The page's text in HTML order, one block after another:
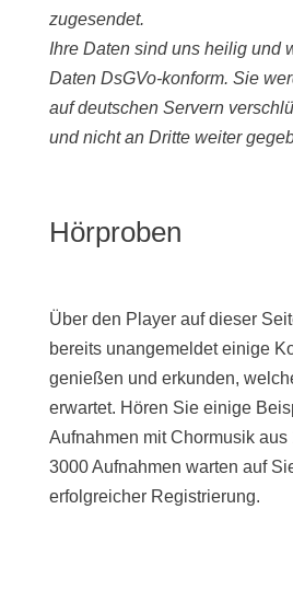
zugesendet.
Ihre Daten sind uns heilig und
Daten DsGVo-konform. Sie
auf deutschen Servern
und nicht an Dritte weiter
Hörproben
Über den Player auf dieser
bereits unangemeldet einige
genießen und erkunden,
erwartet. Hören Sie einige
Aufnahmen mit Chormusik
3000 Aufnahmen warten auf
erfolgreicher Registrierung.